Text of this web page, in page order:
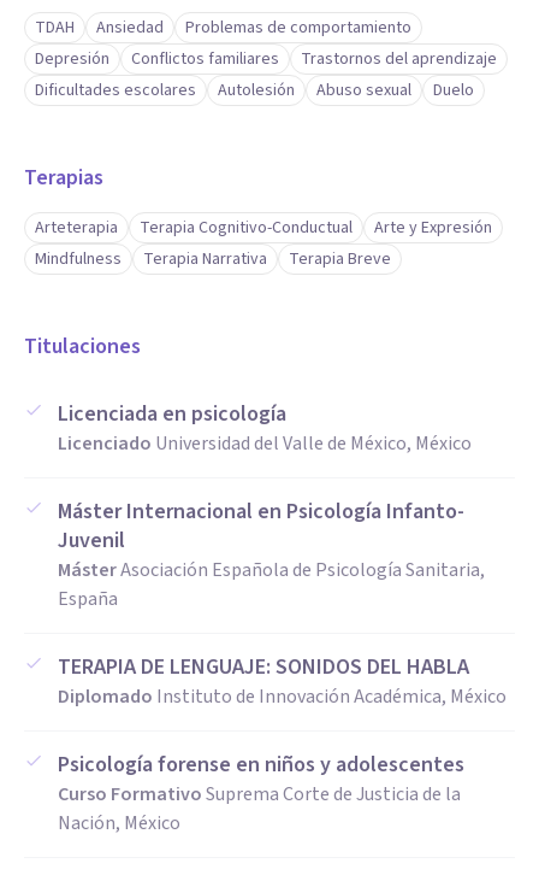
la resolución de conflictos, promoviendo un bienestar
emocional más sólido y sostenible.
Aptitudes
basado en la escucha activa, la empatía y la contención
emocional, creando un espacio terapéutico seguro y de
confianza.
facilitan la comprensión y expresión emocional.
través de recursos lúdicos y artísticos, favoreciendo un
vínculo terapéutico genuino y efectivo.
que me permite acompañar procesos de manera
respetuosa, promoviendo cambios graduales y
TDAH Ansiedad
Problemas de comportamiento
Depresión
Conflictos familiares
Trastornos del aprendizaje
Dificultades escolares
Autolesión Abuso sexual Duelo
Terapias
Arteterapia Terapia Cognitivo-Conductual
Arte y Expresión
Mindfulness
Terapia Narrativa Terapia Breve
Titulaciones
Licenciada en psicología
Licenciado Universidad del Valle de México, México
Máster Internacional en Psicología Infanto-
Juvenil
MásterAsociación Española de Psicología Sanitaria,
España
TERAPIA DE LENGUAJE: SONIDOS DEL HABLA
Diplomado Instituto de Innovación Académica, México
Psicología forense en niños y adolescentes
Curso FormativoSuprema Corte de Justicia de la
Nación, México